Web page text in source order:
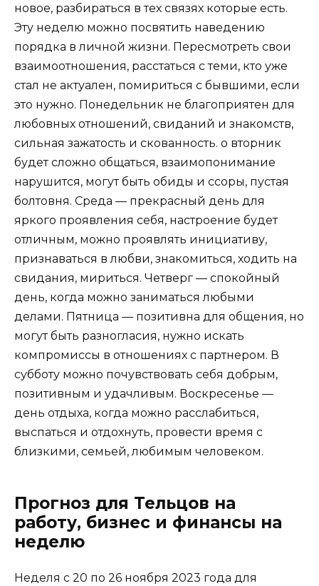
новое, разбираться в тех связях которые есть.
Эту неделю можно посвятить наведению
порядка в личной жизни. Пересмотреть свои
взаимоотношения, расстаться с теми, кто уже
стал не актуален, помириться с бывшими, если
это нужно. Понедельник не благоприятен для
любовных отношений, свиданий и знакомств,
сильная зажатость и скованность. о вторник
будет сложно общаться, взаимопонимание
нарушится, могут быть обиды и ссоры, пустая
болтовня. Среда — прекрасный день для
яркого проявления себя, настроение будет
отличным, можно проявлять инициативу,
признаваться в любви, знакомиться, ходить на
свидания, мириться. Четверг — спокойный
день, когда можно заниматься любыми
делами. Пятница — позитивна для общения, но
могут быть разногласия, нужно искать
компромиссы в отношениях с партнером. В
субботу можно почувствовать себя добрым,
позитивным и удачливым. Воскресенье —
день отдыха, когда можно расслабиться,
выспаться и отдохнуть, провести время с
близкими, семьей, любимым человеком.
Прогноз для Тельцов на
работу, бизнес и финансы на
неделю
Неделя с 20 по 26 ноября 2023 года для